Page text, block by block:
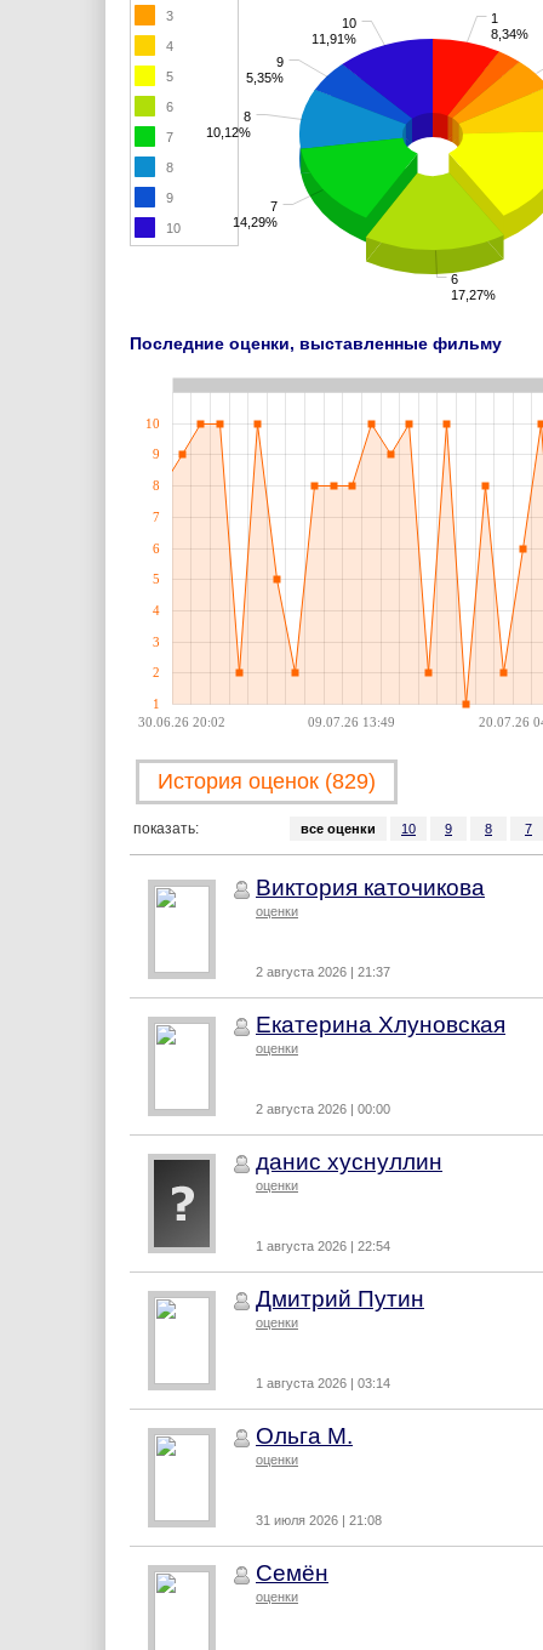
10
11,91%
9
5,35%
8
10,12%
7
14,29%
1
8,34%
6
17,27%
3
4
5
6
7
8
9
10
Последние оценки, выставленные фильму
30.06.26 20:02 09.07.26 13:49 20.07.26
1
2
3
4
5
6
7
8
9
10
История оценок (829)
показать: все оценки 10 9 8 7
Виктория каточикова
оценки
2 августа 2026 | 21:37
Екатерина Хлуновская
оценки
2 августа 2026 | 00:00
данис хуснуллин
оценки
1 августа 2026 | 22:54
Дмитрий Путин
оценки
1 августа 2026 | 03:14
Ольга М.
оценки
31 июля 2026 | 21:08
Семён
оценки